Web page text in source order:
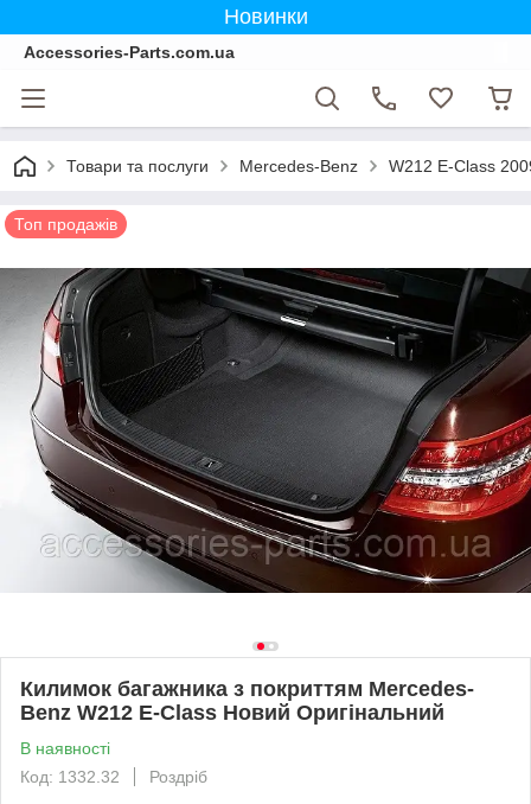
Новинки
Accessories-Parts.com.ua
Товари та послуги Mercedes-Benz W212 E-Class
Топ продажів
Килимок багажника з покриттям Mercedes-
Benz W212 E-Class Новий Оригінальний
В наявності
Код: 1332.32
Роздріб